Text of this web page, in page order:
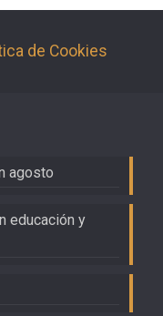
de Cookies
agosto
educación y